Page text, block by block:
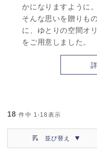
かになりますように。
そんな思いを贈りも
に、ゆとりの空間オ
をご用意しました。
18 件中 1-18 表示
並び替え